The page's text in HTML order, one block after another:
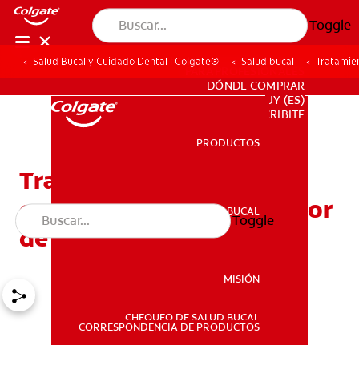
Toggle
SALUD BUCAL
PARA PROFESIONALES
DÓNDE COMPRAR
UY (ES)
SUSCRIBITE
PRODUCTOS
SALUD BUCAL
MISIÓN
CHEQUEO DE SALUD BUCAL
CORRESPONDENCIA DE PRODUCTOS
Toggle
Salud Bucal y Cuidado Dental | Colgate® Salud bucal
Tratamiento y remedios
caseros para aliviar el dolor
de dientes